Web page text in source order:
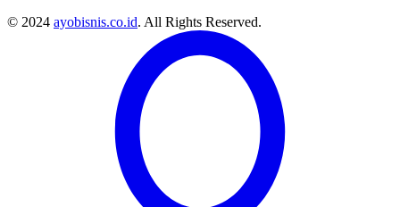
© 2024 ayobisnis.co.id. All Rights Reserved.